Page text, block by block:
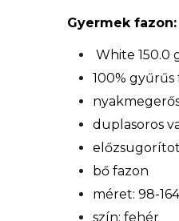
Gyermek fazon:
White 150.0
100%
duplasoros
bő fazon
méret: 98-164
szín: fehér